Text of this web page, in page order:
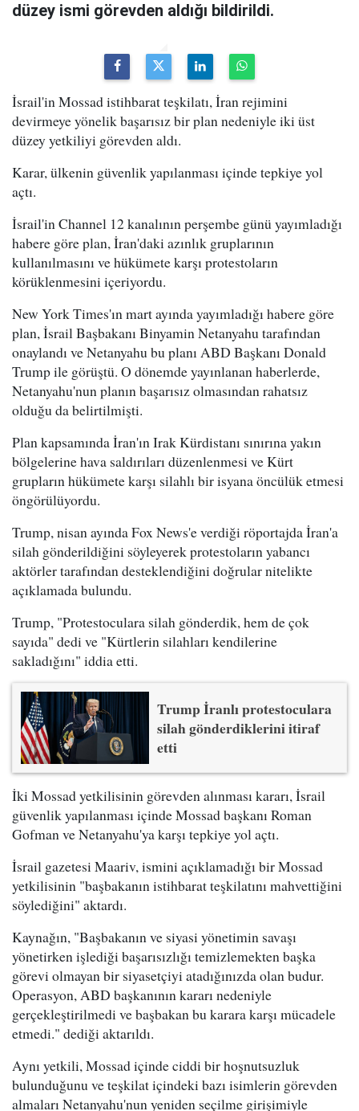
düzey ismi görevden aldığı bildirildi.
İsrail'in Mossad istihbarat teşkilatı, İran rejimini
devirmeye yönelik başarısız bir plan nedeniyle iki üst
düzey yetkiliyi görevden aldı.
Karar, ülkenin güvenlik yapılanması içinde tepkiye yol
açtı.
İsrail'in Channel 12 kanalının perşembe günü yayımladığı
habere göre plan, İran'daki azınlık gruplarının
kullanılmasını ve hükümete karşı protestoların
körüklenmesini içeriyordu.
New York Times'ın mart ayında yayımladığı habere göre
plan, İsrail Başbakanı Binyamin Netanyahu tarafından
onaylandı ve Netanyahu bu planı ABD Başkanı Donald
Trump ile görüştü. O dönemde yayınlanan haberlerde,
Netanyahu'nun planın başarısız olmasından rahatsız
olduğu da belirtilmişti.
Plan kapsamında İran'ın Irak Kürdistanı sınırına yakın
bölgelerine hava saldırıları düzenlenmesi ve Kürt
grupların hükümete karşı silahlı bir isyana öncülük etmesi
öngörülüyordu.
Trump, nisan ayında Fox News'e verdiği röportajda İran'a
silah gönderildiğini söyleyerek protestoların yabancı
aktörler tarafından desteklendiğini doğrular nitelikte
açıklamada bulundu.
Trump, "Protestoculara silah gönderdik, hem de çok
sayıda" dedi ve "Kürtlerin silahları kendilerine
sakladığını" iddia etti.
Trump İranlı protestoculara
silah gönderdiklerini itiraf
etti
İki Mossad yetkilisinin görevden alınması kararı, İsrail
güvenlik yapılanması içinde Mossad başkanı Roman
Gofman ve Netanyahu'ya karşı tepkiye yol açtı.
İsrail gazetesi Maariv, ismini açıklamadığı bir Mossad
yetkilisinin "başbakanın istihbarat teşkilatını mahvettiğini
söylediğini" aktardı.
Kaynağın, "Başbakanın ve siyasi yönetimin savaşı
yönetirken işlediği başarısızlığı temizlemekten başka
görevi olmayan bir siyasetçiyi atadığınızda olan budur.
Operasyon, ABD başkanının kararı nedeniyle
gerçekleştirilmedi ve başbakan bu karara karşı mücadele
etmedi." dediği aktarıldı.
Aynı yetkili, Mossad içinde ciddi bir hoşnutsuzluk
bulunduğunu ve teşkilat içindeki bazı isimlerin görevden
almaları Netanyahu'nun yeniden seçilme girişimiyle